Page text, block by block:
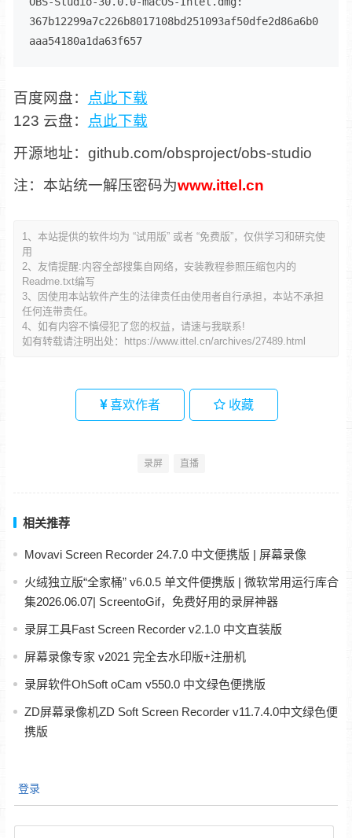
367b12299a7c226b8017108bd251093af50dfe2d86a6b0
aaa54180a1da63f657
百度网盘：
点此下载
123 云盘：
点此下载
开源地址：github.com/obsproject/obs-studio
注：本站统一解压密码为www.ittel.cn
1、本站提供的软件均为 “试用版” 或者 “免费版”，仅供学习和研究使
用
2、友情提醒:内容全部搜集自网络，安装教程参照压缩包内的
Readme.txt编写
3、因使用本站软件产生的法律责任由使用者自行承担，本站不承担
任何连带责任。
4、如有内容不慎侵犯了您的权益，请速与我联系!
如有转载请注明出处：
https://www.ittel.cn/archives/27489.html
喜欢作者 收藏
录屏 直播
相关推荐
Movavi Screen Recorder 24.7.0 中文便携版 | 屏幕录像
火绒独立版“全家桶” v6.0.5 单文件便携版 | 微软常用运行库合
集2026.06.07| ScreentoGif，免费好用的录屏神器
录屏工具Fast Screen Recorder v2.1.0 中文直装版
屏幕录像专家 v2021 完全去水印版+注册机
录屏软件OhSoft oCam v550.0 中文绿色便携版
ZD屏幕录像机ZD Soft Screen Recorder v11.7.4.0中文绿色便
携版
登录